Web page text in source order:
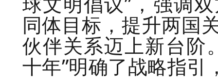
同体目标，提升两国
伙伴关系迈上新台阶
十年”明确了战略指